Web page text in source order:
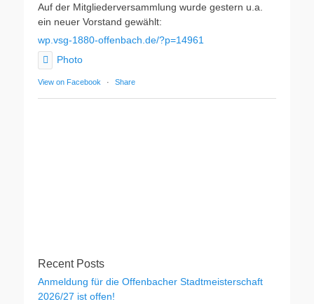
Auf der Mitgliederversammlung wurde gestern u.a.
ein neuer Vorstand gewählt:
wp.vsg-1880-offenbach.de/?p=14961
Photo
View on Facebook · Share
Recent Posts
Anmeldung für die Offenbacher Stadtmeisterschaft
2026/27 ist offen!